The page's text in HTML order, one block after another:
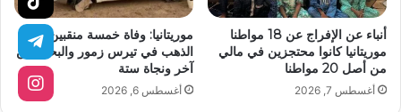
أنباء عن الإفراج عن 18 مواطنا
موريتانيا كانوا محتجزين في مالي
من أصل 20 مواطنا
أغسطس 7, 2026
موريتانيا: وفاة خمسة منقبين عن
الذهب في تيرس زمور والبحث عن
آخر ونجاة ستة
أغسطس 6, 2026